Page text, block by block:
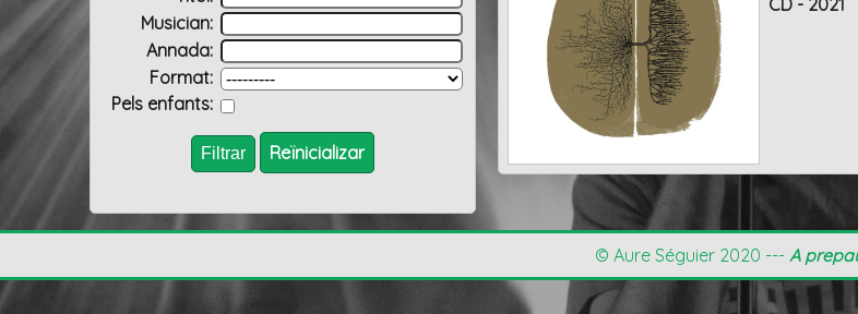
Musician:
Annada:
Format:
Pels enfants:
Reïnicializar
© Aure Séguier 2020 --- A